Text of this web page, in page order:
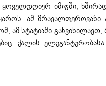
ყოველდღიურ იმიჯში,
ამ
ამ სტატიაში
ქალის